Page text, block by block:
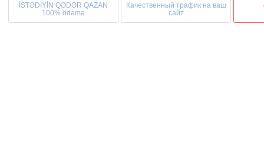
İSTƏDİYİN QƏDƏR QAZAN
100% ödəmə
Качественный трафик на ваш
сайт